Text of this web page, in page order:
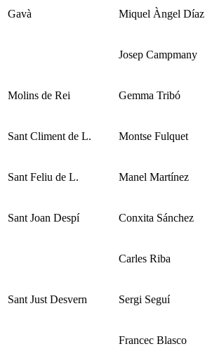
Gavà Miquel Àngel Díaz
Josep Campmany
Molins de Rei Gemma Tribó
Sant Climent de L. Montse Fulquet
Sant Feliu de L. Manel Martínez
Sant Joan Despí Conxita Sánchez
Carles Riba
Sant Just Desvern Sergi Seguí
Francec Blasco